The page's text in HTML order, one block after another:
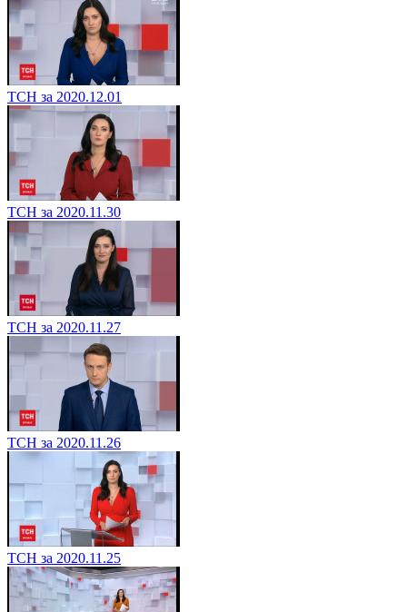
ТСН за 2020.12.01
ТСН за 2020.11.30
ТСН за 2020.11.27
ТСН за 2020.11.26
ТСН за 2020.11.25